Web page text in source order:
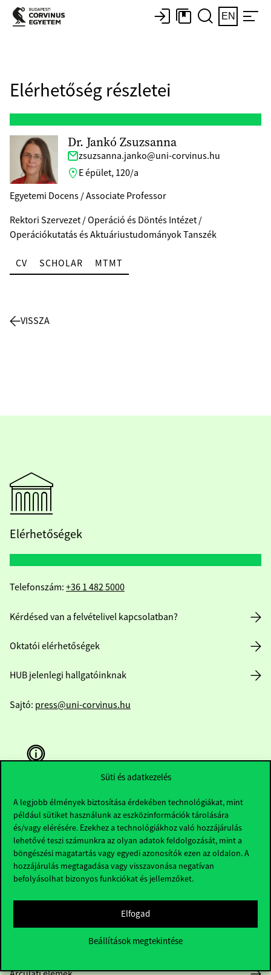
Süti és adatkezelés
A legjobb élmények biztosítása érdekében technológiákat, mint
például sütiket használunk az eszközinformációk tárolására
és/vagy elérésére. Ezekhez a technológiákhoz való hozzájárulás
lehetővé teszi számunkra az olyan adatok feldolgozását, mint a
böngészési magatartás vagy egyedi azonosítók ezen az oldalon. A
hozzájárulás megtagadása vagy visszavonása negatívan
befolyásolhat bizonyos funkciókat és jellemzőket.
Elfogad
Beállítások megtekintése
EN
Elérhetőség részletei
Dr. Jankó Zsuzsanna
zsuzsanna.janko@uni-corvinus.hu
E épület, 120/a
Egyetemi Docens / Associate Professor
Rektori Szervezet / Operáció és Döntés Intézet /
Operációkutatás és Aktuáriustudományok Tanszék
CV SCHOLAR MTMT
VISSZA
Elérhetőségek
Telefonszám: +36 1 482 5000
Kérdésed van a felvételivel kapcsolatban?
Oktatói elérhetőségek
HUB jelenlegi hallgatóinknak
Sajtó: press@uni-corvinus.hu
Hasznos linkek
Nyitvatartás
Házirend